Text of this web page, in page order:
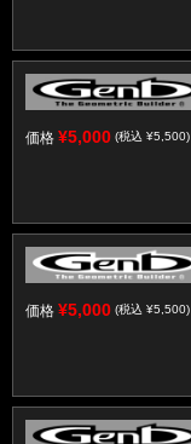
価格 ¥5,000 (税込 ¥5,500)
価格 ¥5,000 (税込 ¥5,500)